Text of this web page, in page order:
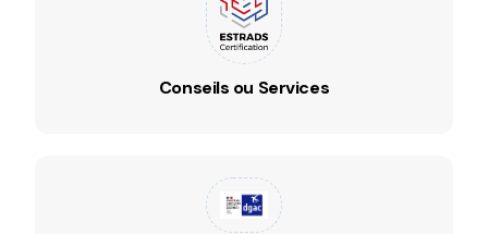
Conseils ou Services